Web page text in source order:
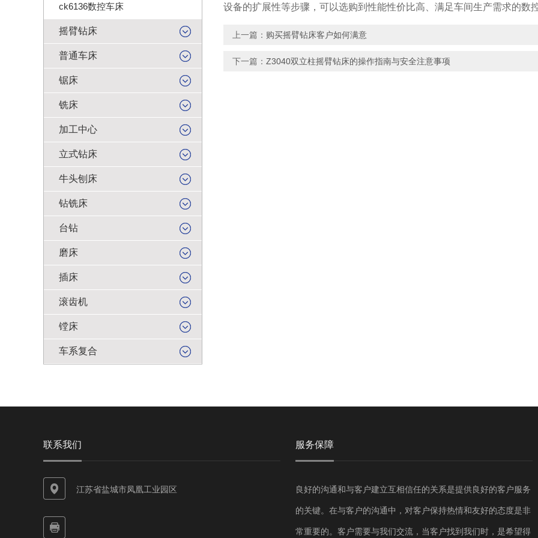
ck6136数控车床
摇臂钻床
普通车床
锯床
铣床
加工中心
立式钻床
牛头刨床
钻铣床
台钻
磨床
插床
滚齿机
镗床
车系复合
设备的扩展性等步骤，可以选购到性能性价比高、满足车间生产需求的数
上一篇： 购买摇臂钻床客户如何满意
下一篇： Z3040双立柱摇臂钻床的操作指南与安全注意事项
联系我们
江苏省盐城市凤凰工业园区
服务保障
良好的沟通和与客户建立互相信任的关系是提供良好的客户服务
的关键。在与客户的沟通中，对客户保持热情和友好的态度是非
常重要的。客户需要与我们交流，当客户找到我们时，是希望得